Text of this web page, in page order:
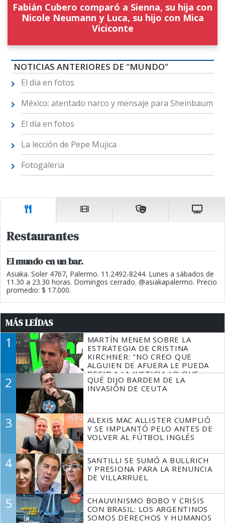
Fabián Cubero comparó a Sienna, su hija con
Nicole Neumann y Luca, su hijo con Mica
Viciconte
NOTICIAS ANTERIORES DE "MUNDO"
El día en fotos
México: atentado narco y mensaje para Sheinbaum
El día en fotos
La lección de Pepe Mujica
Fotogaleria
Restaurantes
El mundo en un bar.
Asiaka. Soler 4767, Palermo. 11.2492-8244. Lunes a sábados de
11.30 a 23.30 horas. Domingos cerrado. @asiakapalermo. Precio
promedio: $ 17.000.
MÁS LEÍDAS
1
MARTÍN MENEM SOBRE LA
ESTRATEGIA DE CRISTINA
KIRCHNER: "NO CREO QUE
ALGUIEN DE AFUERA LE PUEDA
DECIR A LA JUSTICIA LO QUE
TIENE QUE HACER"
2
QUÉ DIJO BARDEM DE LA
INVASIÓN DE CEUTA
3
ALEXIS MAC ALLISTER CUMPLIÓ
Y SE IMPLANTÓ PELO ANTES DE
VOLVER AL FÚTBOL INGLÉS
4
SANTILLI SE SUMÓ A BULLRICH
Y PRESIONA PARA LA RENUNCIA
DE VILLARRUEL
5
CHAUVINISMO BOBO Y CRISIS
CON BRASIL: LOS ARGENTINOS
SOMOS DERECHOS Y HUMANOS